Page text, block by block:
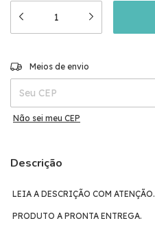
Entregas para o CEP:
Meios de envio
Não sei meu CEP
Descrição
LEIA A DESCRIÇÃO COM ATENÇÃO.
PRODUTO A PRONTA ENTREGA.